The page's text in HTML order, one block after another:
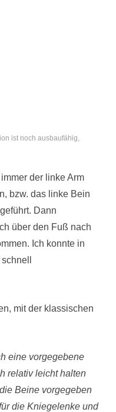
ist noch ausbaufähig,
der linke Arm
bzw. das linke Bein
Dann
über den Fuß nach
Ich konnte in
mit der klassischen
eine vorgegebene
relativ leicht halten
Beine vorgegeben
die Kniegelenke und